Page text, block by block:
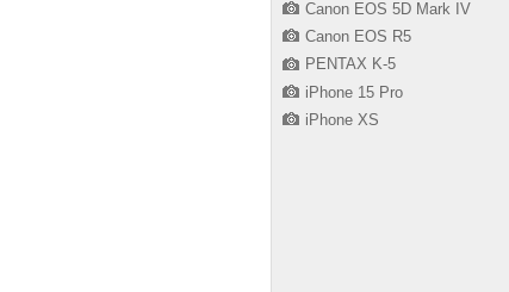
Canon EOS 5D Mark IV
Canon EOS R5
PENTAX K-5
iPhone 15 Pro
iPhone XS